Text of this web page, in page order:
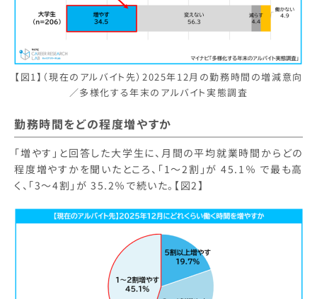
【図1】（現在のアルバイト先）2025年12月の勤務時間の増減意向
／多様化する年末のアルバイト実態調査
勤務時間をどの程度増やすか
「増やす」と回答した大学生に、月間の平均就業時間からどの
程度増やすかを聞いたところ、「1～2割」が 45.1％ で最も高
く、「3～4割」が 35.2％で続いた。【図2】